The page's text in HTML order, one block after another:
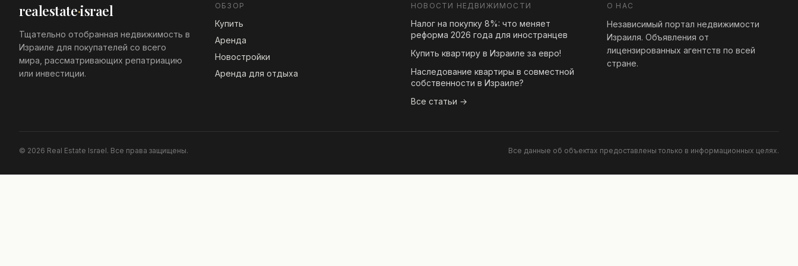
realestate·israel
Тщательно отобранная недвижимость в
Израиле для покупателей со всего
мира, рассматривающих репатриацию
или инвестиции.
ОБЗОР
Купить
Аренда
Новостройки
Аренда для отдыха
НОВОСТИ НЕДВИЖИМОСТИ
Налог на покупку 8%: что меняет
реформа 2026 года для иностранцев
Купить квартиру в Израиле за евро!
Наследование квартиры в совместной
собственности в Израиле?
Все статьи →
О НАС
Независимый портал недвижимости
Израиля. Объявления от
лицензированных агентств по всей
стране.
© 2026 Real Estate Israel. Все права защищены. Все данные об объектах предоставлены только в информационных целях.